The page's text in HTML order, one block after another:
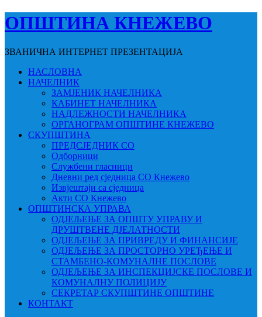
ОПШТИНА КНЕЖЕВО
ЗВАНИЧНА ИНТЕРНЕТ ПРЕЗЕНТАЦИЈА
НАСЛОВНА
НАЧЕЛНИК
ЗАМЈЕНИК НАЧЕЛНИКА
КАБИНЕТ НАЧЕЛНИКА
НАДЛЕЖНОСТИ НАЧЕЛНИКА
ОРГАНОГРАМ ОПШТИНЕ КНЕЖЕВО
СКУПШТИНА
ПРЕДСЈЕДНИК СО
Одборници
Службени гласници
Дневни ред сједница СО Кнежево
Извјештаји са сједница
Акти СО Кнежево
ОПШТИНСКА УПРАВА
ОДЈЕЉЕЊЕ ЗА ОПШТУ УПРАВУ И
ДРУШТВЕНЕ ДЈЕЛАТНОСТИ
ОДЈЕЉЕЊЕ ЗА ПРИВРЕДУ И ФИНАНСИЈЕ
ОДЈЕЉЕЊЕ ЗА ПРОСТОРНО УРЕЂЕЊЕ И
СТАМБЕНО-КОМУНАЛНЕ ПОСЛОВЕ
ОДЈЕЉЕЊЕ ЗА ИНСПЕКЦИЈСКЕ ПОСЛОВЕ И
КОМУНАЛНУ ПОЛИЦИЈУ
СЕКРЕТАР СКУПШТИНЕ ОПШТИНЕ
КОНТАКТ